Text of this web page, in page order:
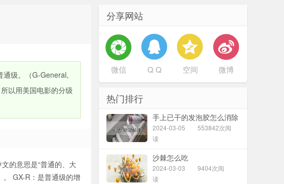
通级。（G-General,
以用美国电影的分级
的意思是“普通的、大
。 GX-R：是普通级的增
分享网站
微信 Q Q 空间 微博
热门排行
手上已干的发泡胶怎么消除
2024-03-05
553842次阅
读
沙棘怎么吃
2024-03-03
9404次阅
读